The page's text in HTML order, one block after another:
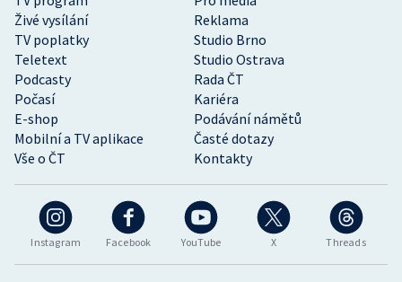
Instagram Facebook YouTube X Threads
Živé vysílání
Reklama
TV poplatky
Studio Brno
Teletext
Studio Ostrava
Podcasty
Rada ČT
Počasí
Kariéra
E-shop
Podávání námětů
Mobilní a TV aplikace
Časté dotazy
Vše o ČT
Kontakty